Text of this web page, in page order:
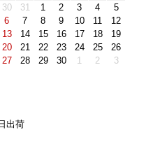
30
31 1 2 3 4
5
6
7 8 9 10 11
12
13
14 15 16 17 18
19
20
21 22 23 24 25
26
27
28 29 30 1 2 3
出荷